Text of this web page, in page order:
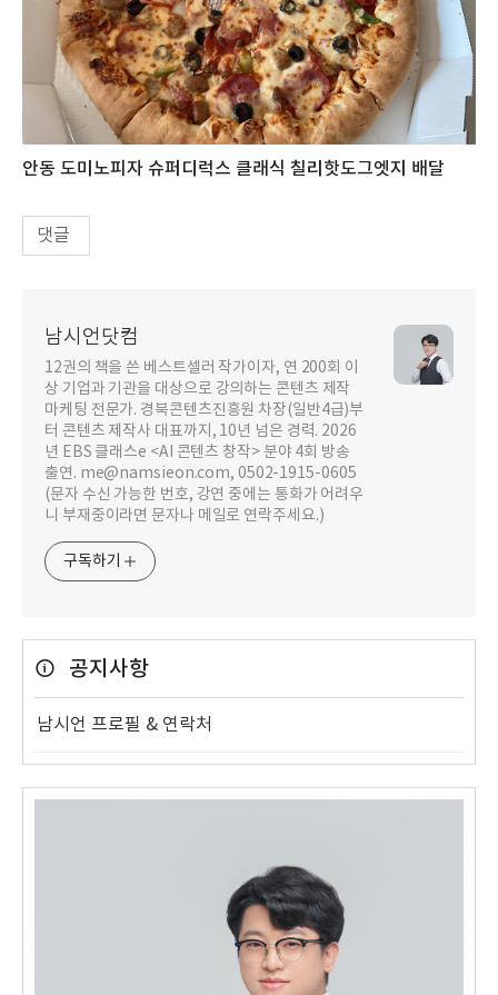
안동 도미노피자 슈퍼디럭스 클래식 칠리핫도그엣지 배달
댓글
남시언닷컴
12권의 책을 쓴 베스트셀러 작가이자, 연 200회 이
상 기업과 기관을 대상으로 강의하는 콘텐츠 제작
마케팅 전문가. 경북콘텐츠진흥원 차장(일반4급)부
터 콘텐츠 제작사 대표까지, 10년 넘은 경력. 2026
년 EBS 클래스e <AI 콘텐츠 창작> 분야 4회 방송
출연. me@namsieon.com, 0502-1915-0605
(문자 수신 가능한 번호, 강연 중에는 통화가 어려우
니 부재중이라면 문자나 메일로 연락주세요.)
구독하기
공지사항
남시언 프로필 & 연락처